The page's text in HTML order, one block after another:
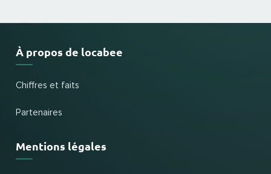
À propos de locabee
Chiffres et faits
Partenaires
Mentions légales